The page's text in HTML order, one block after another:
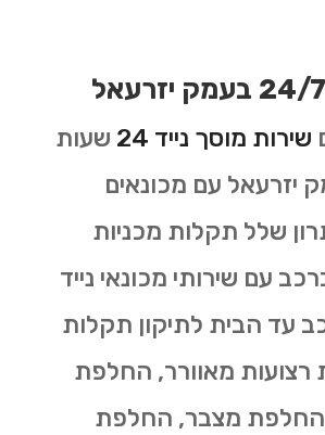
שירות מוסך נייד 24
שעות
יזרעאל עם מכונאים
שלל תקלות מכניות
עם שירותי מכונאי נייד
עד הבית לתיקון תקלות
רצועות מאוורר, החלפת
החלפת מצבר, החלפת